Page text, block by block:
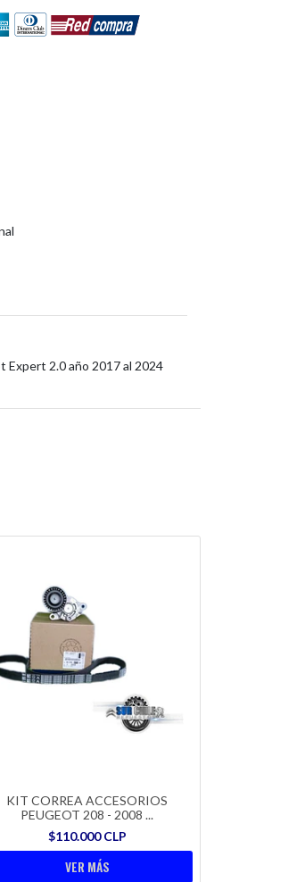
Expert 2.0 año 2017 al 2024
KIT CORREA ACCESORIOS
PEUGEOT 208 - 2008 ...
$110.000 CLP
VER MÁS